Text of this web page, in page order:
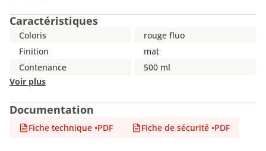
Caractéristiques
Coloris
rouge fluo
Finition
mat
Contenance
500 ml
Voir plus
Documentation
Fiche technique •PDF Fiche de sécurité •PDF